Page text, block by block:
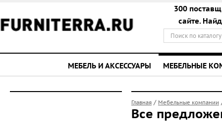
300
сайте.
МЕБЕЛЬ И АКСЕССУАРЫ МЕБЕЛЬНЫЕ
Главная / Мебельные компании
Все